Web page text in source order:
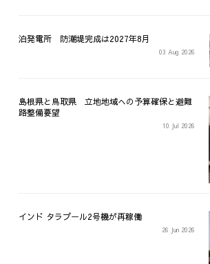
泊発電所 防潮堤完成は2027年8月
03 Aug 2026
島根県と鳥取県 立地地域への予算確保と避難
路整備要望
10 Jul 2026
インド タラプール2号機が再稼働
26 Jun 2026